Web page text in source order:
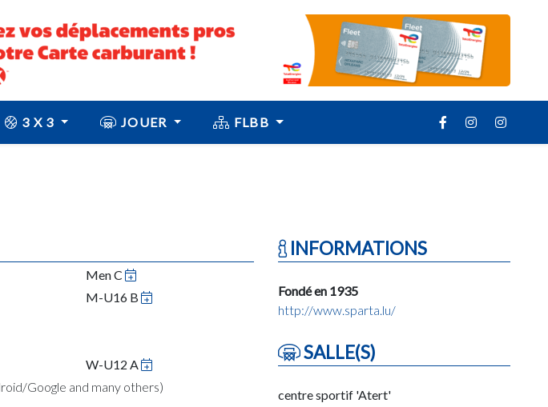
3 X 3 JOUER FLBB
Men C
M-U16 B
W-U12 A
Google and many others)
INFORMATIONS
Fondé en 1935
http://www.sparta.lu/
SALLE(S)
centre sportif 'Atert'